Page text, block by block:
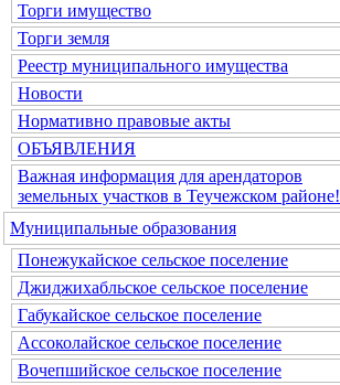
Торги имущество
Торги земля
Реестр муниципального имущества
Новости
Нормативно правовые акты
ОБЪЯВЛЕНИЯ
Важная информация для арендаторов
земельных участков в Теучежском районе!
Муниципальные образования
Понежукайское сельское поселение
Джиджихабльское сельское поселение
Габукайское сельское поселение
Ассоколайское сельское поселение
Вочепшийское сельское поселение